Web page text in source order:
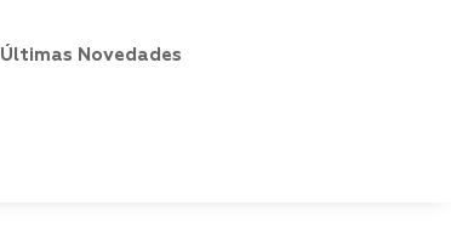
Últimas Novedades